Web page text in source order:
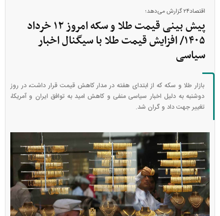
اقتصاد۲۴ گزارش می‌دهد؛
پیش بینی قیمت طلا و سکه امروز ۱۲ خرداد
۱۴۰۵/ افزایش قیمت طلا با سیگنال اخبار
سیاسی
بازار طلا و سکه که از ابتدای هفته در مدار کاهش قیمت قرار داشت، در روز
دوشنبه به دلیل اخبار سیاسی منفی و کاهش امید به توافق ایران و آمریکا،
تغییر جهت داد و گران شد.